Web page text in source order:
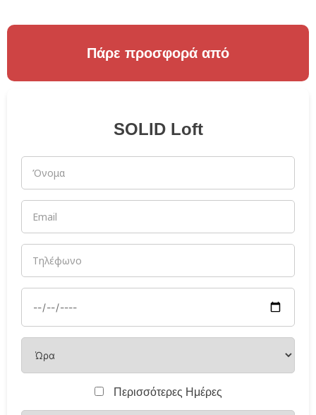
Πάρε προσφορά από
SOLID Loft
Περισσότερες Ημέρες